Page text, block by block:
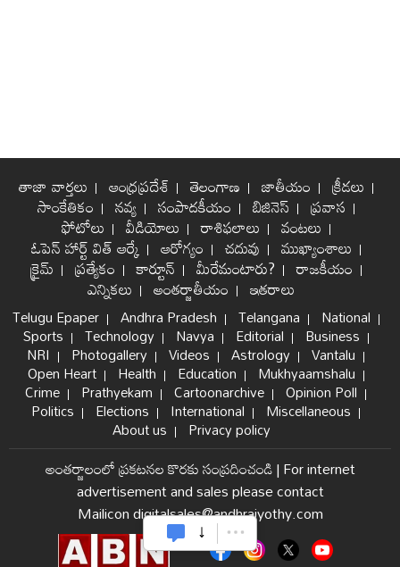
తాజా వార్తలు ఆంధ్రప్రదేశ్ తెలంగాణ జాతీయం క్రీడలు
సాంకేతికం నవ్య సంపాదకీయం బిజినెస్ ప్రవాస
ఫోటోలు వీడియోలు రాశిఫలాలు వంటలు
ఓపెన్ హార్ట్ విత్ ఆర్కే ఆరోగ్యం చదువు ముఖ్యాంశాలు
క్రైమ్ ప్రత్యేకం కార్టూన్ మీరేమంటారు? రాజకీయం
ఎన్నికలు అంతర్జాతీయం ఇతరాలు
Telugu Epaper Andhra Pradesh Telangana National
Sports Technology Navya Editorial Business
NRI Photogallery Videos Astrology Vantalu
Open Heart Health Education Mukhyaamshalu
Crime Prathyekam Cartoonarchive Opinion Poll
Politics Elections International Miscellaneous
About us Privacy policy
అంతర్జాలంలో ప్రకటనల కొరకు సంప్రదించండి|For internet
advertisement and sales please contact
Mailicon digitalsales@andhrajyothy.com